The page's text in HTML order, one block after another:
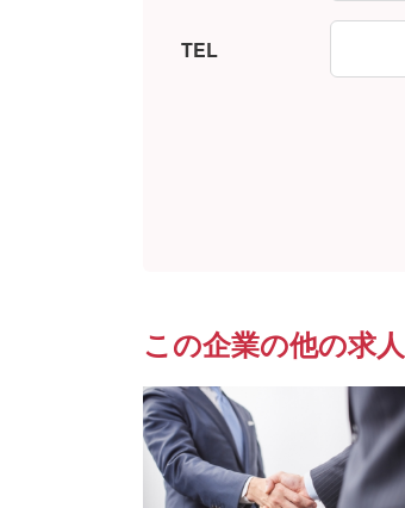
TEL
この企業の他の求人